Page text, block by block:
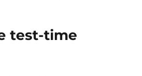
LLM
test-time